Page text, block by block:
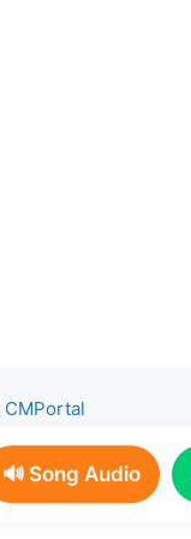
CMPortal
🔊 Song Audio